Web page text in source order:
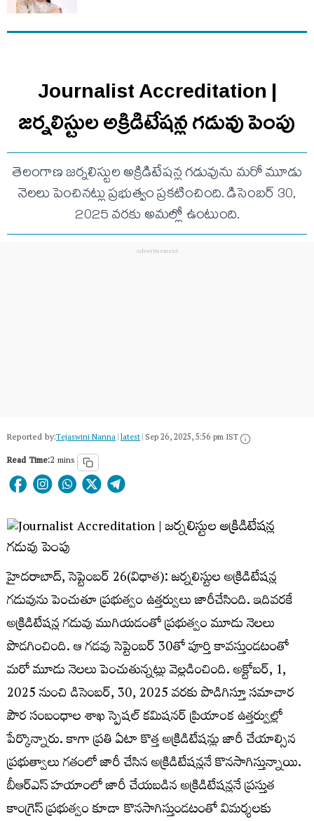
Journalist Accreditation |
జర్నలిస్టుల అక్రిడిటేషన్ల గడువు పెంపు
తెలంగాణ జర్నలిస్టుల అక్రిడిటేషన్ల గడువును మరో మూడు
నెలలు పెంచినట్లు ప్రభుత్వం ప్రకటించింది. డిసెంబర్ 30,
2025 వరకు అమల్లో ఉంటుంది.
Reported by:Tejaswini Nanna|latest|Sep 26, 2025, 5:56 pm IST
Read Time:2 mins
హైదరాబాద్, సెప్టెంబర్ 26(విధాత): జర్నలిస్టుల అక్రిడిటేషన్ల
గడువును పెంచుతూ ప్రభుత్వం ఉత్తర్వులు జారీచేసింది. ఇదివరకే
అక్రిడిటేషన్ల గడువు ముగియడంతో ప్రభుత్వం మూడు నెలలు
పొడగించింది. ఆ గడవు సెప్టెంబర్ 30తో పూర్తి కావస్తుండటంతో
మరో మూడు నెలలు పెంచుతున్నట్లు వెల్లడించింది. అక్టోబర్, 1,
2025 నుంచి డిసెంబర్, 30, 2025 వరకు పొడిగిస్తూ సమాచార
పౌర సంబంధాల శాఖ స్పెషల్ కమిషనర్ ప్రియాంక ఉత్తర్వుల్లో
పేర్కొన్నారు. కాగా ప్రతి ఏటా కొత్త అక్రిడిటేషన్లు జారీ చేయాల్సిన
ప్రభుత్వాలు గతంలో జారీ చేసిన అక్రిడిటేషన్లనే కొనసాగిస్తున్నాయి.
బీఆర్ఎస్ హయాంలో జారీ చేయబడిన అక్రిడిటేషన్లనే ప్రస్తుత
కాంగ్రెస్ ప్రభుత్వం కూడా కొనసాగిస్తుండటంతో విమర్శలకు